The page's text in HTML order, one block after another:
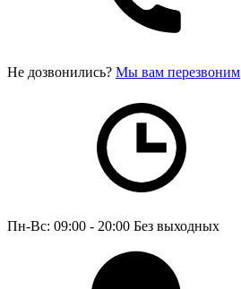
Не дозвонились? Мы вам перезвоним
Пн-Вс: 09:00 - 20:00 Без выходных